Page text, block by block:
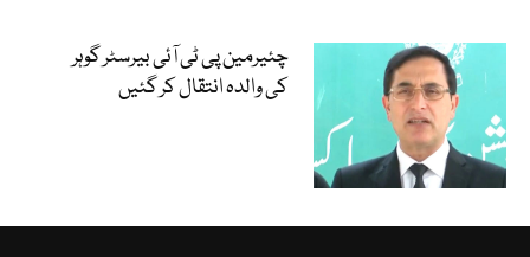
چئیرمین پی ٹی آئی بیرسٹر گوہر
کی والدہ انتقال کر گئیں